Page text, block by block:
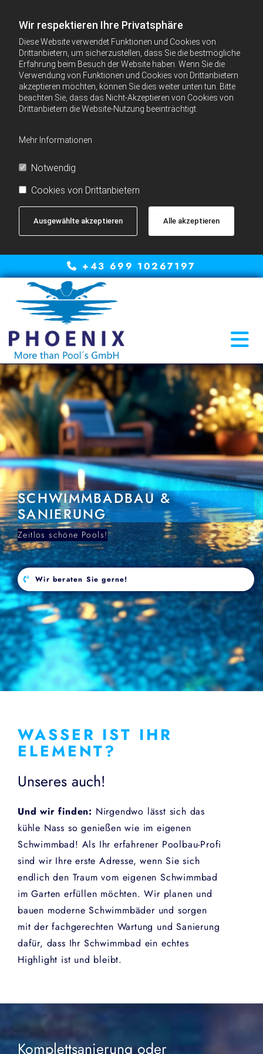
Wir respektieren Ihre Privatsphäre
Diese Website verwendet Funktionen und Cookies von
Drittanbietern, um sicherzustellen, dass Sie die bestmögliche
Erfahrung beim Besuch der Website haben. Wenn Sie die
Verwendung von Funktionen und Cookies von Drittanbietern
akzeptieren möchten, können Sie dies weiter unten tun. Bitte
beachten Sie, dass das Nicht-Akzeptieren von Cookies von
Drittanbietern die Website-Nutzung beeinträchtigt.
Mehr Informationen
Notwendig
Cookies von Drittanbietern
Ausgewählte akzeptieren Alle akzeptieren
 +43 699 10267197
SCHWIMMBADBAU &
SANIERUNG
Zeitlos schöne Pools!
Wir beraten Sie gerne!
WASSER IST IHR
ELEMENT?
Unseres auch!
Und wir finden: Nirgendwo lässt sich das
kühle Nass so genießen wie im eigenen
Schwimmbad! Als Ihr erfahrener Poolbau-Profi
sind wir Ihre erste Adresse, wenn Sie sich
endlich den Traum vom eigenen Schwimmbad
im Garten erfüllen möchten. Wir planen und
bauen moderne Schwimmbäder und sorgen
mit der fachgerechten Wartung und Sanierung
dafür, dass Ihr Schwimmbad ein echtes
Highlight ist und bleibt.
Komplettsanierung oder